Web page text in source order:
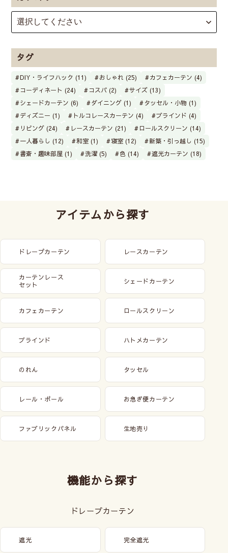
タグ
DIY・ライフハック (11) おしゃれ (25)
カフェカーテン (4)
コーディネート (24)
コスパ (2)
サイズ (13)
シェードカーテン (6)
ダイニング (1)
タッセル・小物 (1)
ディズニー (1)
トルコレースカーテン (4)
ブラインド (4)
リビング (24)
レースカーテン (21)
ロールスクリーン (14)
一人暮らし (12)
和室 (1) 寝室 (12)
新築・引っ越し (15)
書斎・趣味部屋 (1)
洗濯 (5) 色 (14) 遮光カーテン (18)
アイテムから探す
ドレープカーテン レースカーテン
カーテンレース
セット
シェードカーテン
カフェカーテン ロールスクリーン
ブラインド ハトメカーテン
のれん タッセル
レール・ポール お急ぎ便カーテン
ファブリックパネル 生地売り
機能から探す
ドレープカーテン
遮光 完全遮光